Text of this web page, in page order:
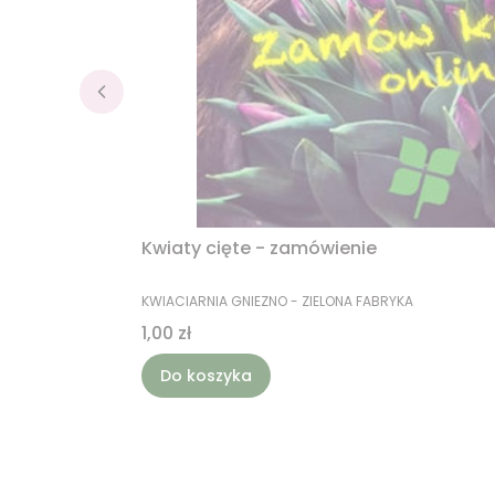
Kwiaty cięte - zamówienie
PRODUCENT
KWIACIARNIA GNIEZNO - ZIELONA FABRYKA
Cena
1,00 zł
Do koszyka